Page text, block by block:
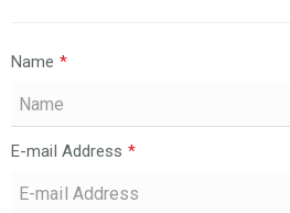
Name *
E-mail Address *